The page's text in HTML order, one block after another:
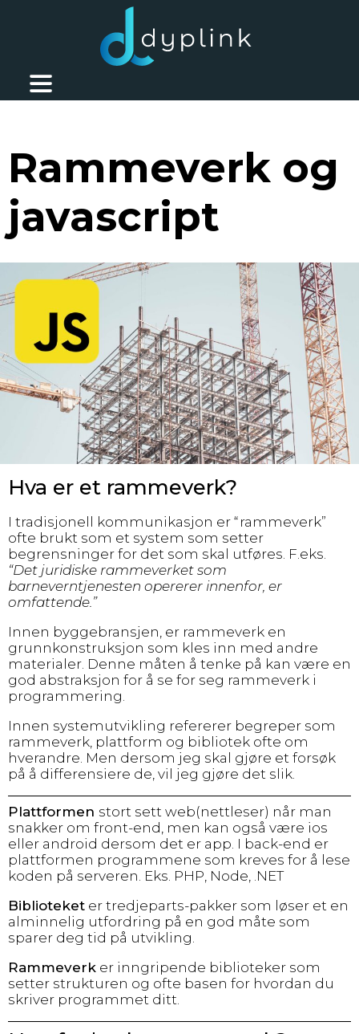
Rammeverk og
javascript
Hva er et rammeverk?
I tradisjonell kommunikasjon er “rammeverk”
ofte brukt som et system som setter
begrensninger for det som skal utføres. F.eks.
“Det juridiske rammeverket som
barneverntjenesten opererer innenfor, er
omfattende.”
Innen byggebransjen, er rammeverk en
grunnkonstruksjon som kles inn med andre
materialer. Denne måten å tenke på kan være en
god abstraksjon for å se for seg rammeverk i
programmering.
Innen systemutvikling refererer begreper som
rammeverk, plattform og bibliotek ofte om
hverandre. Men dersom jeg skal gjøre et forsøk
på å differensiere de, vil jeg gjøre det slik.
Plattformen stort sett web(nettleser) når man
snakker om front-end, men kan også være ios
eller android dersom det er app. I back-end er
plattformen programmene som kreves for å lese
koden på serveren. Eks. PHP, Node, .NET
Biblioteket er tredjeparts-pakker som løser et en
alminnelig utfordring på en god måte som
sparer deg tid på utvikling.
Rammeverk er inngripende biblioteker som
setter strukturen og ofte basen for hvordan du
skriver programmet ditt.